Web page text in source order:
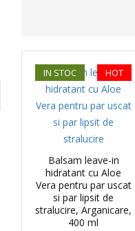
HOT
IN STOC
Balsam leave-in
hidratant cu Aloe
Vera pentru par uscat
si par lipsit de
stralucire, Arganicare,
400 ml